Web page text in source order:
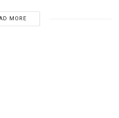
MORE